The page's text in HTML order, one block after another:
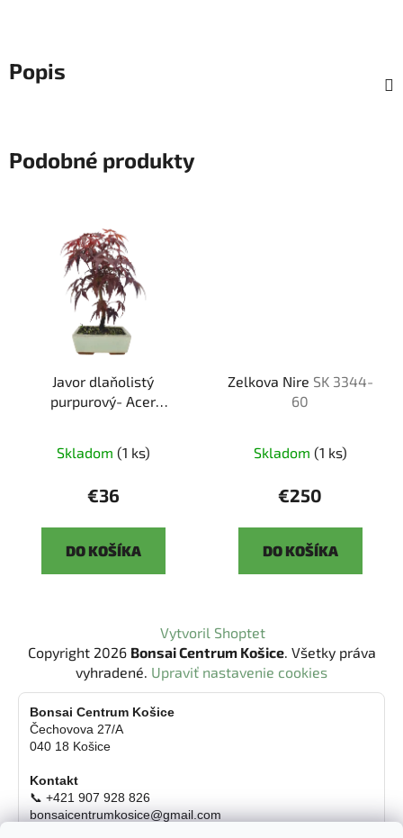
Popis
Podobné produkty
Javor dlaňolistý
purpurový- Acer
Skladom (1 ks)
€36
DO KOŠÍKA
Zelkova Nire SK 3344-
60
Skladom (1 ks)
€250
DO KOŠÍKA
Vytvoril Shoptet
Copyright 2026 Bonsai Centrum Košice. Všetky práva
vyhradené. Upraviť nastavenie cookies
Bonsai Centrum Košice
Čechovova 27/A
040 18 Košice
Kontakt
📞 +421 907 928 826
bonsaicentrumkosice@gmail.com